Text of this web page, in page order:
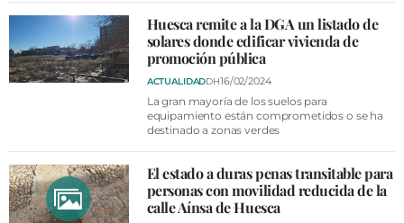
AGENDA
CARTELERA
FARMACIAS
ESQUELAS
CLUB DEL AMIGO MILITANTE
Huesca remite a la DGA un listado de
solares donde edificar vivienda de
promoción pública
ACTUALIDADDH16/02/2024
La gran mayoría de los suelos para
equipamiento están comprometidos o se ha
destinado a zonas verdes
El estado a duras penas transitable para
personas con movilidad reducida de la
calle Aínsa de Huesca